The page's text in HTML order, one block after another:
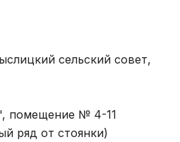
сельский совет,
помещение № 4-11
ряд от стоянки)